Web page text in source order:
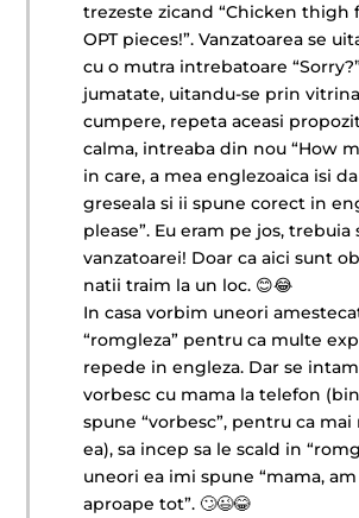
trezeste zicand “Chicken thigh
OPT pieces!”. Vanzatoarea se
cu o mutra intrebatoare
jumatate, uitandu-se prin
cumpere, repeta aceasi
calma, intreaba din nou “How
in care, a mea englezoaica isi
greseala si ii spune corect in
please”. Eu eram pe jos, trebuia
vanzatoarei! Doar ca aici sunt
natii traim la un loc. 😊😂
In casa vorbim uneori
“romgleza” pentru ca multe
repede in engleza. Dar se
vorbesc cu mama la telefon
spune “vorbesc”, pentru ca
ea), sa incep sa le scald in
uneori ea imi spune “mama,
aproape tot”. 🙄😉😂